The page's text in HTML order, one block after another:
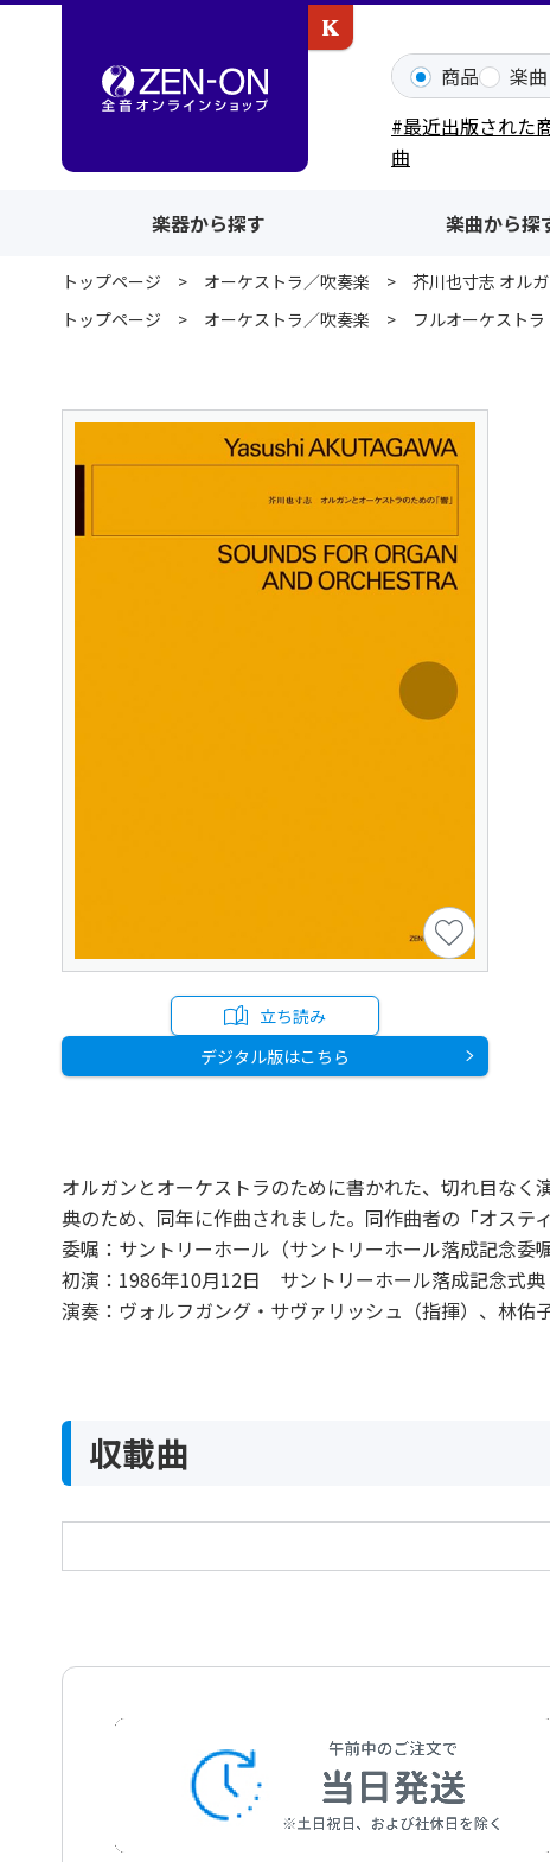
商品 楽曲
#最近出版された
曲
楽器から探す 楽曲から探
トップページ オーケストラ／吹奏楽
芥川也寸志 オル
トップページ
オーケストラ／吹奏楽 フルオーケストラ
立ち読み
デジタル版はこちら
オルガンとオーケストラのために書かれた、切れ目な
典のため、同年に作曲されました。同作曲者の「オステ
委嘱：サントリーホール（サントリーホール落成記念委嘱
初演：1986年10月12日 サントリーホール落成記念式
演奏：ヴォルフガング・サヴァリッシュ（指揮）、林佑
収載曲